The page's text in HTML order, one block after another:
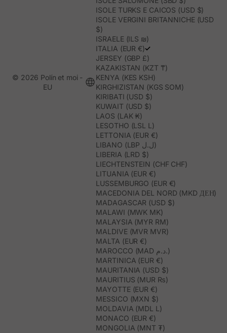
ISOLE TURKS E CAICOS (USD $)
ISOLE VERGINI BRITANNICHE (USD
$)
ISRAELE (ILS ₪)
ITALIA (EUR €)
JERSEY (GBP £)
KAZAKISTAN (KZT ₸)
KENYA (KES KSH)
KIRGHIZISTAN (KGS SOM)
KIRIBATI (USD $)
KUWAIT (USD $)
LAOS (LAK ₭)
LESOTHO (LSL L)
LETTONIA (EUR €)
LIBANO (LBP ل.ل)
LIBERIA (LRD $)
LIECHTENSTEIN (CHF CHF)
LITUANIA (EUR €)
LUSSEMBURGO (EUR €)
MACEDONIA DEL NORD (MKD ДЕН)
MADAGASCAR (USD $)
MALAWI (MWK MK)
MALAYSIA (MYR RM)
MALDIVE (MVR MVR)
MALTA (EUR €)
MAROCCO (MAD د.م.)
MARTINICA (EUR €)
MAURITANIA (USD $)
MAURITIUS (MUR ₨)
MAYOTTE (EUR €)
MESSICO (MXN $)
MOLDAVIA (MDL L)
MONACO (EUR €)
MONGOLIA (MNT ₮)
© 2026 Polín et moi -
EU